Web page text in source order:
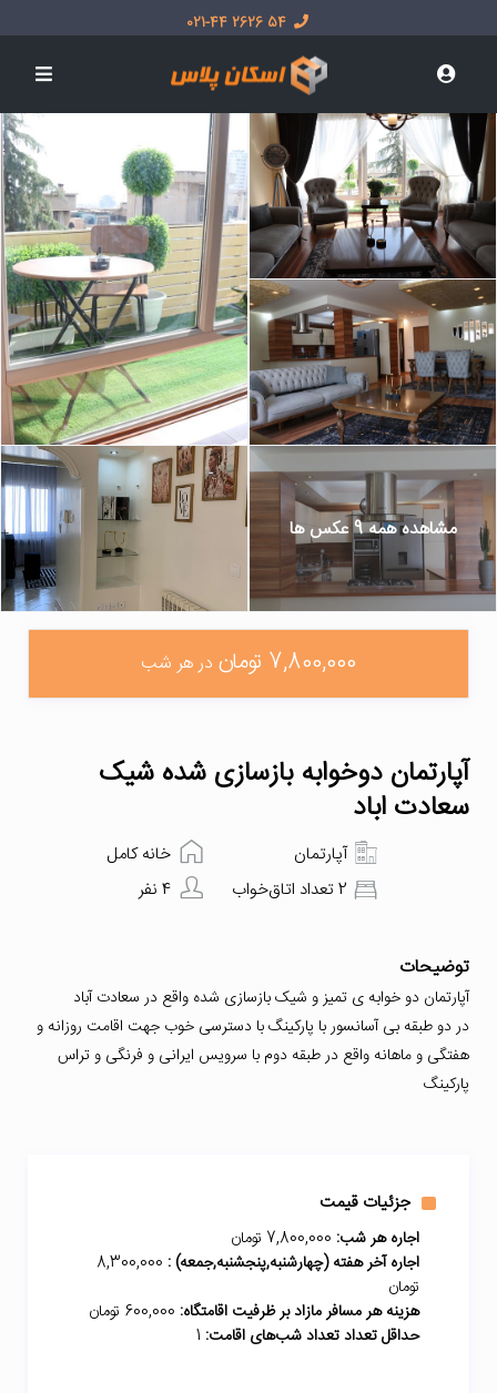
54 2626 021-44
مشاهده همه 9 عکس ها
7,800,000 تومان در هر شب
آپارتمان دوخوابه بازسازی شده شیک
سعادت اباد
خانه کامل
آپارتمان
4 نفر
2 تعداد اتاق‌خواب
توضیحات
آپارتمان دو خوابه ی تمیز و شیک بازسازی شده واقع در سعادت آباد
در دو طبقه بی آسانسور با پارکینگ با دسترسی خوب جهت اقامت روزانه و
هفتگی و ماهانه واقع در طبقه دوم با سرویس ایرانی و فرنگی و تراس
پارکینگ
جزئیات قیمت
اجاره هر شب:
اجاره آخر هفته (چهارشنبه,پنجشنبه,جمعه) : 8,300,000
تومان
هزینه هر مسافر مازاد بر ظرفیت اقامتگاه:
حداقل تعداد تعداد شب‌های اقامت: